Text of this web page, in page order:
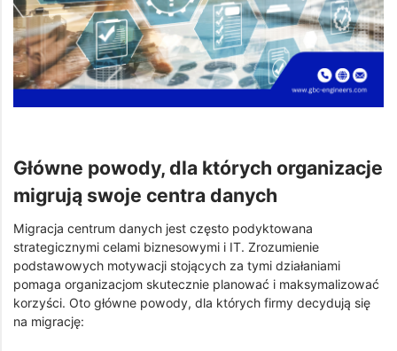
Główne powody, dla których organizacje
migrują swoje centra danych
Migracja centrum danych jest często podyktowana
strategicznymi celami biznesowymi i IT. Zrozumienie
podstawowych motywacji stojących za tymi działaniami
pomaga organizacjom skutecznie planować i maksymalizować
korzyści. Oto główne powody, dla których firmy decydują się
na migrację: